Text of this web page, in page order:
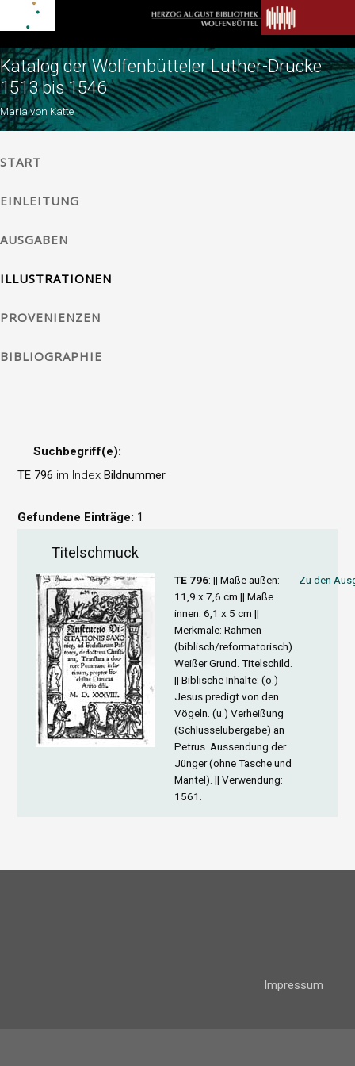
Katalog der Wolfenbütteler Luther-Drucke
1513 bis 1546
Maria von Katte
START
EINLEITUNG
AUSGABEN
ILLUSTRATIONEN
PROVENIENZEN
BIBLIOGRAPHIE
Suchbegriff(e):
TE 796 im IndexBildnummer
Gefundene Einträge: 1
Titelschmuck
TE 796: || Maße außen:
11,9 x 7,6 cm || Maße
innen: 6,1 x 5 cm ||
Merkmale: Rahmen
(biblisch/reformatorisch).
Weißer Grund. Titelschild.
|| Biblische Inhalte: (o.)
Jesus predigt von den
Vögeln. (u.) Verheißung
(Schlüsselübergabe) an
Petrus. Aussendung der
Jünger (ohne Tasche und
Mantel). || Verwendung:
1561.
Zu den
Impressum